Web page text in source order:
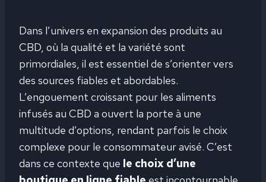
Dans l’univers en expansion des produits au
CBD, où la qualité et la variété sont
primordiales, il est essentiel de s’orienter vers
des sources fiables et abordables.
L’engouement croissant pour les aliments
infusés au CBD a ouvert la porte à une
multitude d’options, rendant parfois le choix
complexe pour le consommateur avisé. C’est
dans ce contexte que le choix d’une